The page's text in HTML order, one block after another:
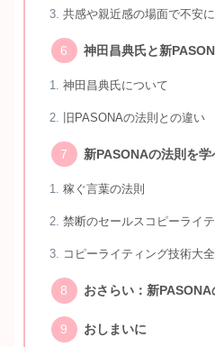
共感や親近感の場面で不安
神田昌典氏と新
神田昌典氏について
旧PASONAの法則との違い
新PASONAの法則を
稼ぐ言葉の法則
禁断のセールスコピーライ
コピーライティング技術大全
おさらい：新PASONA
おしまいに